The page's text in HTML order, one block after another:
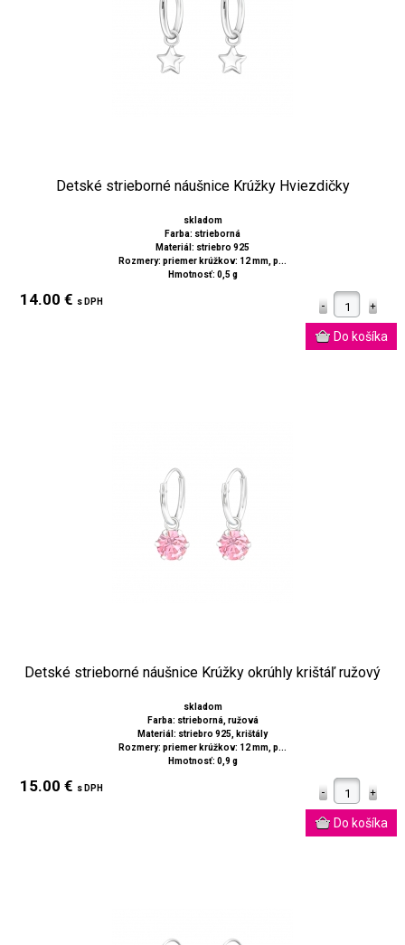
Detské strieborné náušnice Krúžky Hviezdičky
skladom
Farba: strieborná
Materiál: striebro 925
Rozmery: priemer krúžkov: 12 mm, p...
Hmotnosť: 0,5 g
14.00 € s DPH
Detské strieborné náušnice Krúžky okrúhly krištáľ ružový
skladom
Farba: strieborná, ružová
Materiál: striebro 925, krištály
Rozmery: priemer krúžkov: 12 mm, p...
Hmotnosť: 0,9 g
15.00 € s DPH